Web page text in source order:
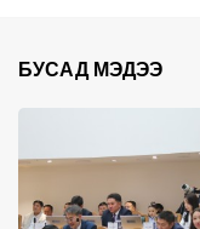
БУСАД МЭДЭЭ